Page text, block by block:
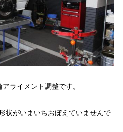
ライメント調整です。
状がいまいちおぼえていませんで